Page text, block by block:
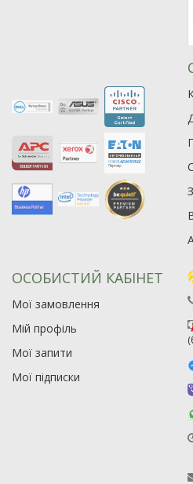
974
21
ОСОБИСТИЙ КАБІНЕТ
Мої замовлення
Мій профіль
Мої запити
Мої підписки